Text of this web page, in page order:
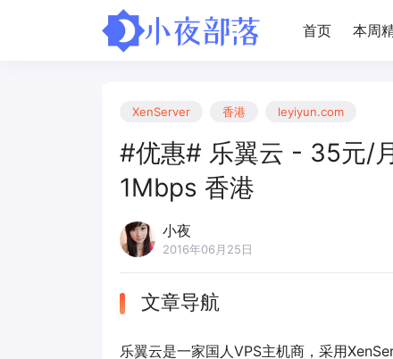
首页 本周
XenServer 香港 leyiyun.com
#优惠# 乐翼云 - 35元/
1Mbps 香港
小夜
2016年06月25日
文章导航
乐翼云是一家国人VPS主机商，采用